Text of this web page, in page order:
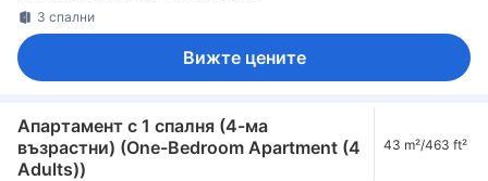
3 спални
Вижте цените
Апартамент с 1 спалня (4-ма
възрастни) (One-Bedroom Apartment (4
Adults))
43 m²/463 ft²